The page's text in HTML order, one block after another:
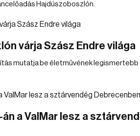
Hajdúszoboszlón.
várja Szász Endre világa
mutatja be életművének legismertebb
a ValMar lesz a